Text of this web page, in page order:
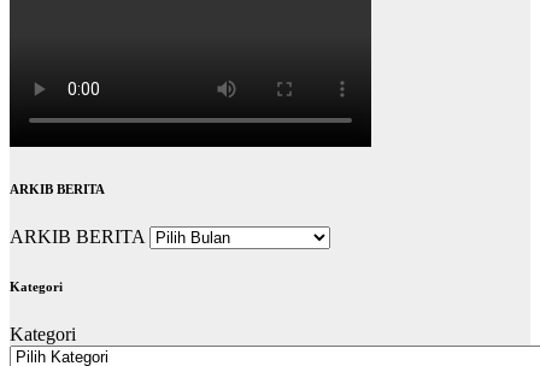
ARKIB BERITA
ARKIB BERITA
Kategori
Kategori